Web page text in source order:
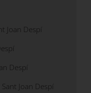
Joan Despí
Despí
Joan Despí